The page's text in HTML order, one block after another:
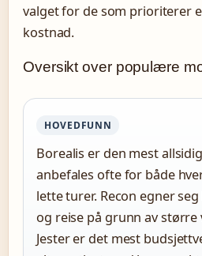
valget for de som prioriterer
kostnad.
Oversikt over populære
HOVEDFUNN
Borealis er den mest
anbefales ofte for både
lette turer. Recon egner
og reise på grunn av større
Jester er det mest